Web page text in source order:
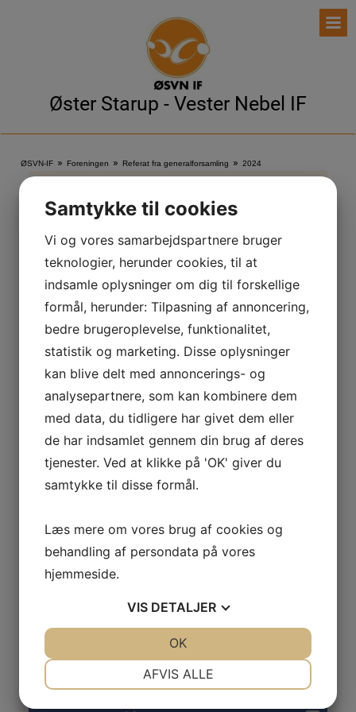
Øster Starup - Vester Nebel IF
ØSVN-IF » Foreningen » Referat fra generalforsamling » 2024
2024
indstilling til årest ildsjæl 2024(2.2 Mb)
Tilmelding til hold:
Er du allerede medlem og ønsker at tilmelde dig til
hold - find da den ønskede idræt i menu'en og gå ind
Er du ikke medlem kan du tilmelde dig herunder eller
ved tilmelding til det ønskede hold.
Nuværende eller tidligere medlem:
Er du medlem (har en konto i conventus) kan du
logge ind og se/rette dine kontaktoplysninger, se
købte billetter, holdtilmeldinger betalinger mm. Gå
Nyt medlem:
Du kan nedenfor oprette dig, som nyt medlem.
Det er VIGTIGT at du ikke opretter dig som et nyt
medlemslogin " om du blot har glemt din
kode.
Dette kan også ske ved holdtilmelding.
Samtykke til cookies
Vi og vores samarbejdspartnere bruger
teknologier, herunder cookies, til at
indsamle oplysninger om dig til forskellige
formål, herunder: Tilpasning af annoncering,
bedre brugeroplevelse, funktionalitet,
statistik og marketing. Disse oplysninger
kan blive delt med annoncerings- og
analysepartnere, som kan kombinere dem
med data, du tidligere har givet dem eller
de har indsamlet gennem din brug af deres
tjenester. Ved at klikke på 'OK' giver du
samtykke til disse formål.
Læs mere om vores brug af cookies og
behandling af persondata på vores
hjemmeside.
VIS DETALJER
AFVIS ALLE
OK